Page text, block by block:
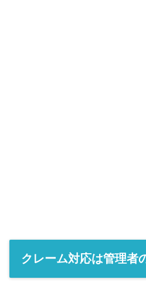
クレーム対応は管理者